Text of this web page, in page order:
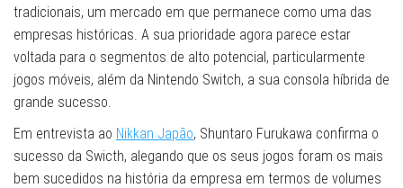
tradicionais, um mercado em que permanece como uma das
empresas históricas. A sua prioridade agora parece estar
voltada para o segmentos de alto potencial, particularmente
jogos móveis, além da Nintendo Switch, a sua consola híbrida de
grande sucesso.
Em entrevista ao Nikkan Japão, Shuntaro Furukawa confirma o
sucesso da Swicth, alegando que os seus jogos foram os mais
bem sucedidos na história da empresa em termos de volumes